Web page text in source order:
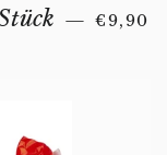
— €9,90